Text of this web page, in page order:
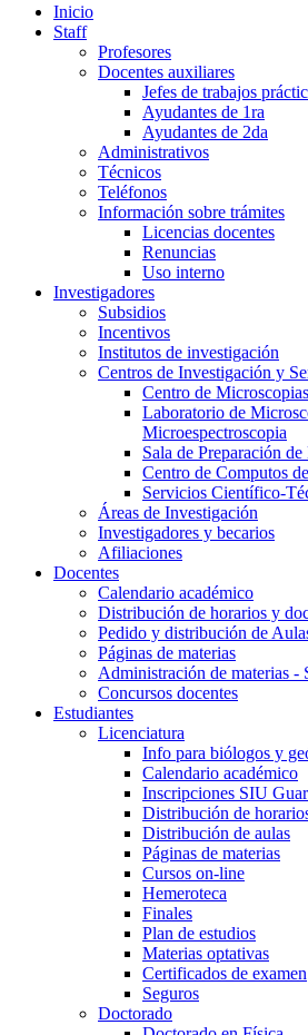
Inicio
Staff
Profesores
Docentes auxiliares
Jefes de trabajos
Ayudantes de 1ra
Ayudantes de 2da
Administrativos
Técnicos
Teléfonos
Información sobre trámites
Licencias docentes
Renuncias
Uso interno
Investigadores
Subsidios
Incentivos
Institutos de investigación
Centros de Investigación y
Centro de
Laboratorio de
Microespectroscopia
Sala de Preparación de
Centro de Computos
Servicios Científico-
Áreas de Investigación
Investigadores y becarios
Afiliaciones
Docentes
Calendario académico
Distribución de horarios y
Pedido y distribución de
Páginas de materias
Administración de materias -
Concursos docentes
Estudiantes
Licenciatura
Info para biólogos y
Calendario académico
Inscripciones SIU
Distribución de
Distribución de aulas
Páginas de materias
Cursos on-line
Hemeroteca
Finales
Plan de estudios
Materias optativas
Certificados de examen
Seguros
Doctorado